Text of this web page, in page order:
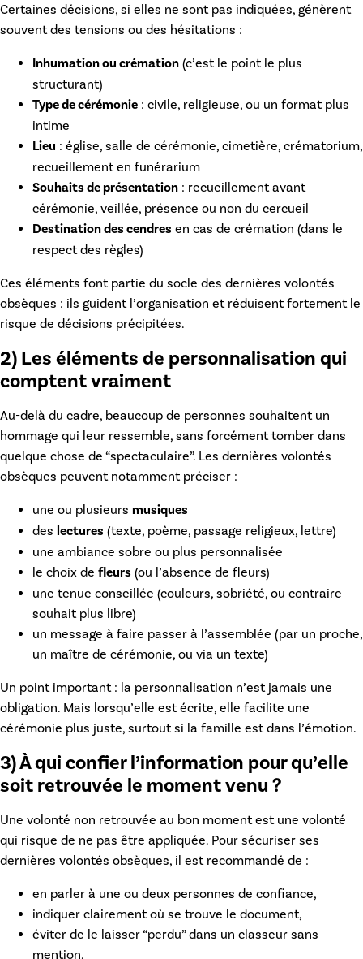
Certaines décisions, si elles ne sont pas indiquées, génèrent
souvent des tensions ou des hésitations :
Inhumation ou crémation (c’est le point le plus
structurant)
Type de cérémonie : civile, religieuse, ou un format plus
intime
Lieu : église, salle de cérémonie, cimetière, crématorium,
recueillement en funérarium
Souhaits de présentation : recueillement avant
cérémonie, veillée, présence ou non du cercueil
Destination des cendres en cas de crémation (dans le
respect des règles)
Ces éléments font partie du socle des dernières volontés
obsèques : ils guident l’organisation et réduisent fortement le
risque de décisions précipitées.
2) Les éléments de personnalisation qui
comptent vraiment
Au-delà du cadre, beaucoup de personnes souhaitent un
hommage qui leur ressemble, sans forcément tomber dans
quelque chose de “spectaculaire”. Les dernières volontés
obsèques peuvent notamment préciser :
une ou plusieurs musiques
des lectures (texte, poème, passage religieux, lettre)
une ambiance sobre ou plus personnalisée
le choix de fleurs (ou l’absence de fleurs)
une tenue conseillée (couleurs, sobriété, ou contraire
souhait plus libre)
un message à faire passer à l’assemblée (par un proche,
un maître de cérémonie, ou via un texte)
Un point important : la personnalisation n’est jamais une
obligation. Mais lorsqu’elle est écrite, elle facilite une
cérémonie plus juste, surtout si la famille est dans l’émotion.
3) À qui confier l’information pour qu’elle
soit retrouvée le moment venu ?
Une volonté non retrouvée au bon moment est une volonté
qui risque de ne pas être appliquée. Pour sécuriser ses
dernières volontés obsèques, il est recommandé de :
en parler à une ou deux personnes de confiance,
indiquer clairement où se trouve le document,
éviter de le laisser “perdu” dans un classeur sans
mention,